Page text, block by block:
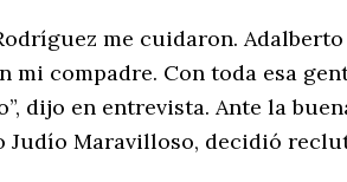
me cuidaron.
compadre. Con toda esa
dijo en entrevista. Ante la
Judío Maravilloso, decidió